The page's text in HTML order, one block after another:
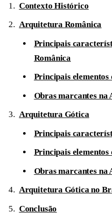
Contexto Histórico
Arquitetura Românica
Principais
Românica
Principais
Obras marcantes
Arquitetura Gótica
Principais
Principais
Obras marcantes
Arquitetura Gótica no
Conclusão